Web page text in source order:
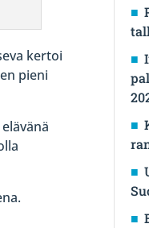
kertoi
pieni